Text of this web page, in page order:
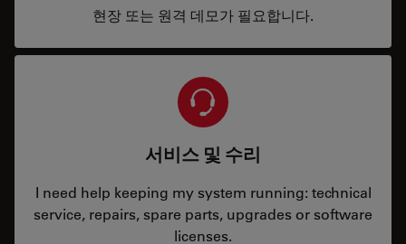
현장 또는 원격 데모가 필요합니다.
서비스 및 수리
I need help keeping my system running: technical
service, repairs, spare parts, upgrades or software
licenses.